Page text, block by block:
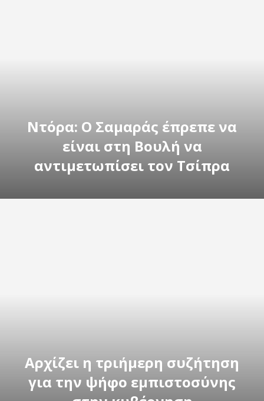
Ντόρα: Ο Σαμαράς έπρεπε να
είναι στη Βουλή να
αντιμετωπίσει τον Τσίπρα
Αρχίζει η τριήμερη συζήτηση
για την ψήφο εμπιστοσύνης